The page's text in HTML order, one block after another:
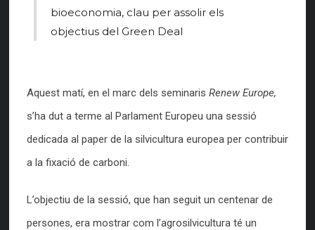
bioeconomia, clau per assolir els
objectius del Green Deal
Aquest matí, en el marc dels seminaris Renew Europe,
s’ha dut a terme al Parlament Europeu una sessió
dedicada al paper de la silvicultura europea per contribuir
a la fixació de carboni.
L’objectiu de la sessió, que han seguit un centenar de
persones, era mostrar com l’agrosilvicultura té un